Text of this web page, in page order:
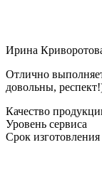
Ирина
Отлично
довольны,
Качество
Уровень сервиса
Срок изготовления